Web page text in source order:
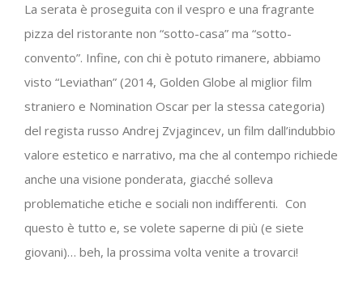
La serata è proseguita con il vespro e una fragrante
pizza del ristorante non “sotto-casa” ma “sotto-
convento”. Infine, con chi è potuto rimanere, abbiamo
visto “Leviathan” (2014, Golden Globe al miglior film
straniero e Nomination Oscar per la stessa categoria)
del regista russo Andrej Zvjagincev, un film dall’indubbio
valore estetico e narrativo, ma che al contempo richiede
anche una visione ponderata, giacché solleva
problematiche etiche e sociali non indifferenti. Con
questo è tutto e, se volete saperne di più (e siete
giovani)… beh, la prossima volta venite a trovarci!